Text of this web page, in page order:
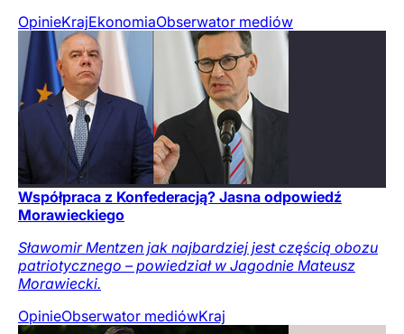
OpinieKrajEkonomiaObserwator mediów
Współpraca z Konfederacją? Jasna odpowiedź
Morawieckiego
Sławomir Mentzen jak najbardziej jest częścią obozu
patriotycznego – powiedział w Jagodnie Mateusz
Morawiecki.
OpinieObserwator mediówKraj